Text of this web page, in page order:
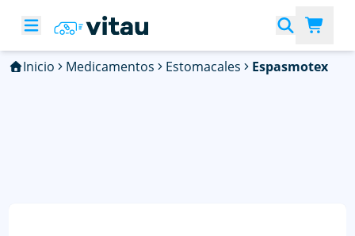
Inicio Medicamentos Estomacales Espasmotex